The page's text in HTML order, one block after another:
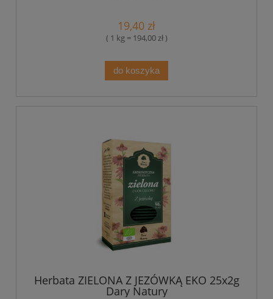
19,40 zł
( 1 kg = 194,00 zł )
do koszyka
Herbata ZIELONA Z JEZÓWKĄ EKO 25x2g
Dary Natury